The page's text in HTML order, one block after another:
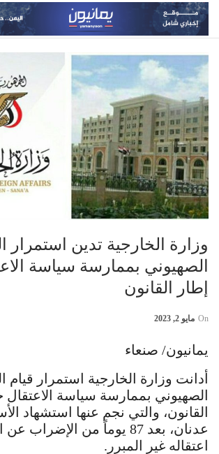
وزارة الخارجية تدين استمرار
الصهيوني بممارسة سياسة
إطار القانون
On مايو 2, 2023
يمانيون/ صنعاء
أدانت وزارة الخارجية استمرار قيام
الصهيوني بممارسة سياسة الاعتقال
القانون، والتي نجم عنها استشهاد
عدنان، بعد 87 يوماً من
اعتقاله غير المبرر.